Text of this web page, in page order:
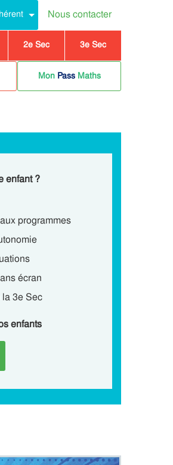
Nous contacter
2e Sec 3e Sec
Mon PassMaths
enfant ?
programmes
écran
3e Sec
enfants